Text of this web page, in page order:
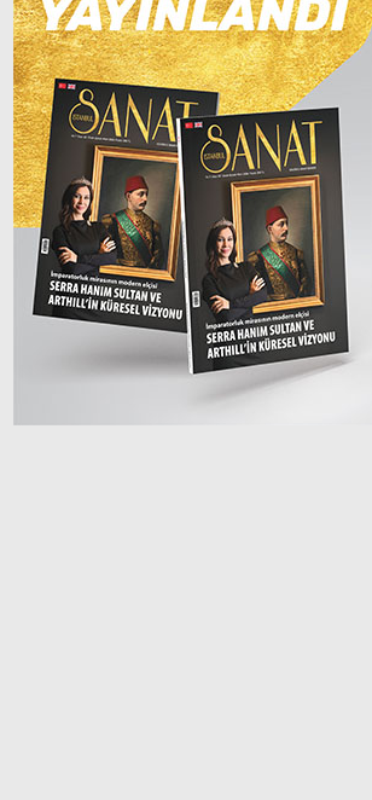
EKONOMİ
DÜNYA
MAGAZİN
SPOR
SAĞLIK
TEKNOLOJİ
EĞİTİM